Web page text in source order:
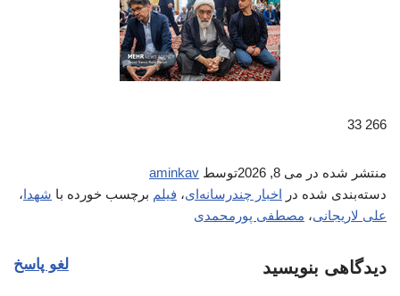
266 33
منتشر شده در می 8, 2026 توسط aminkav
دسته‌بندی شده در اخبار چندرسانه‌ای، فیلم برچسب خورده با شهدا،
علی لاریجانی، مصطفی پورمحمدی
دیدگاهی بنویسید لغو پاسخ